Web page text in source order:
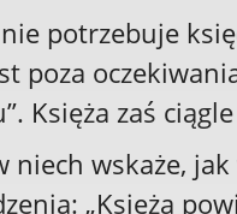
potrzebuje
poza
Księża zaś
wskaże,
„Księża